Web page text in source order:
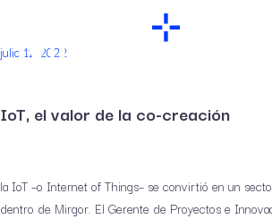
julio 11, 2022
IoT, el valor de la co-creación
la IoT –o Internet of Things– se convirtió en un
dentro de Mirgor. El Gerente de Proyectos e